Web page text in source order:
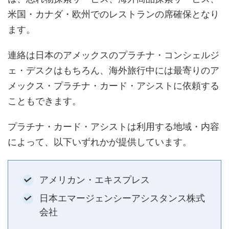
米国・カナダ・欧州でのレストランの席確保となり
ます。
連絡は日本のアメックスのプラチナ・コンシェルジ
ェ・デスクはもちろん、海外旅行中には最寄りのア
メックス・プラチナ・カード・アシストに依頼する
こともできます。
プラチナ・カード・アシストは利用する地域・内容
によって、以下いずれかが提供しています。
アメリカン・エキスプレス
日本エマージェンシーアシスタンス株式
会社